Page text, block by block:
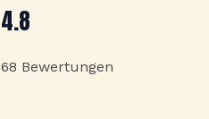
4.8
68 Bewertungen